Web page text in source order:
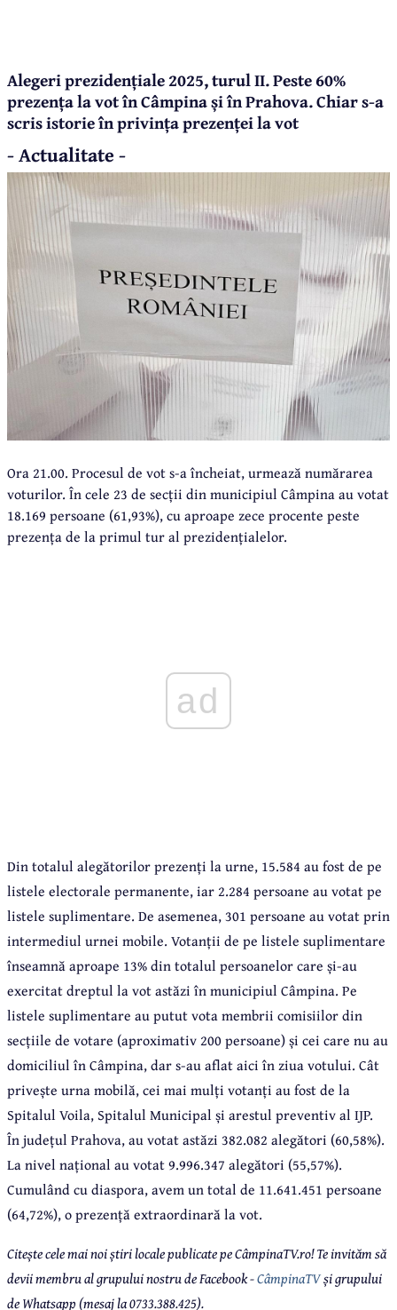
Alegeri prezidențiale 2025, turul II. Peste 60%
prezența la vot în Câmpina și în Prahova. Chiar s-a
scris istorie în privința prezenței la vot
- Actualitate -
Ora 21.00. Procesul de vot s-a încheiat, urmează numărarea
voturilor. În cele 23 de secții din municipiul Câmpina au votat
18.169 persoane (61,93%), cu aproape zece procente peste
prezența de la primul tur al prezidențialelor.
ad
Din totalul alegătorilor prezenți la urne, 15.584 au fost de pe
listele electorale permanente, iar 2.284 persoane au votat pe
listele suplimentare. De asemenea, 301 persoane au votat prin
intermediul urnei mobile. Votanții de pe listele suplimentare
înseamnă aproape 13% din totalul persoanelor care și-au
exercitat dreptul la vot astăzi în municipiul Câmpina. Pe
listele suplimentare au putut vota membrii comisiilor din
secțiile de votare (aproximativ 200 persoane) și cei care nu au
domiciliul în Câmpina, dar s-au aflat aici în ziua votului. Cât
privește urna mobilă, cei mai mulți votanți au fost de la
Spitalul Voila, Spitalul Municipal și arestul preventiv al IJP.
În județul Prahova, au votat astăzi 382.082 alegători (60,58%).
La nivel național au votat 9.996.347 alegători (55,57%).
Cumulând cu diaspora, avem un total de 11.641.451 persoane
(64,72%), o prezență extraordinară la vot.
Citește cele mai noi știri locale publicate pe CâmpinaTV.ro! Te invităm să
devii membru al grupului nostru de Facebook -CâmpinaTVși grupului
de Whatsapp (mesaj la 0733.388.425).